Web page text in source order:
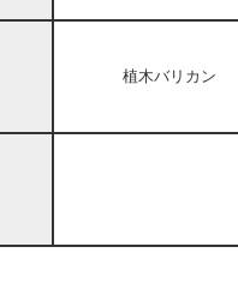
植木バリカン